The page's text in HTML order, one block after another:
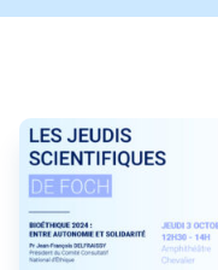
Non classé